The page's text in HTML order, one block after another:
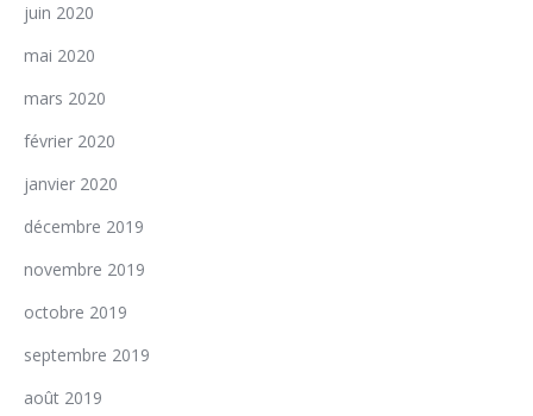
juin 2020
mai 2020
mars 2020
février 2020
janvier 2020
décembre 2019
novembre 2019
octobre 2019
septembre 2019
août 2019